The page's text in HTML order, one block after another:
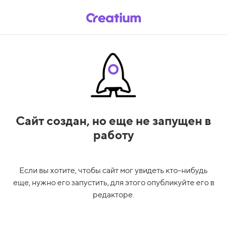
Сайт создан, но еще не запущен в
работу
Если вы хотите, чтобы сайт мог увидеть кто-нибудь
еще, нужно его запустить, для этого опубликуйте его в
редакторе.